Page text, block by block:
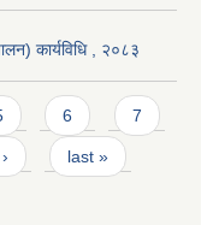
कार्यविधि , २०८३
6 7
last »